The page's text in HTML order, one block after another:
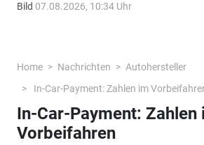
Bild 07.08.2026, 10:34 Uhr
Home Nachrichten
Autohersteller
In-Car-Payment: Zahlen im
In-Car-Payment: Zahlen
Vorbeifahren